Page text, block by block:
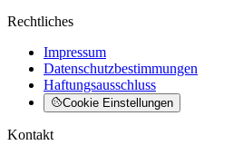
Rechtliches
Impressum
Datenschutzbestimmungen
Haftungsausschluss
Cookie Einstellungen
Kontakt